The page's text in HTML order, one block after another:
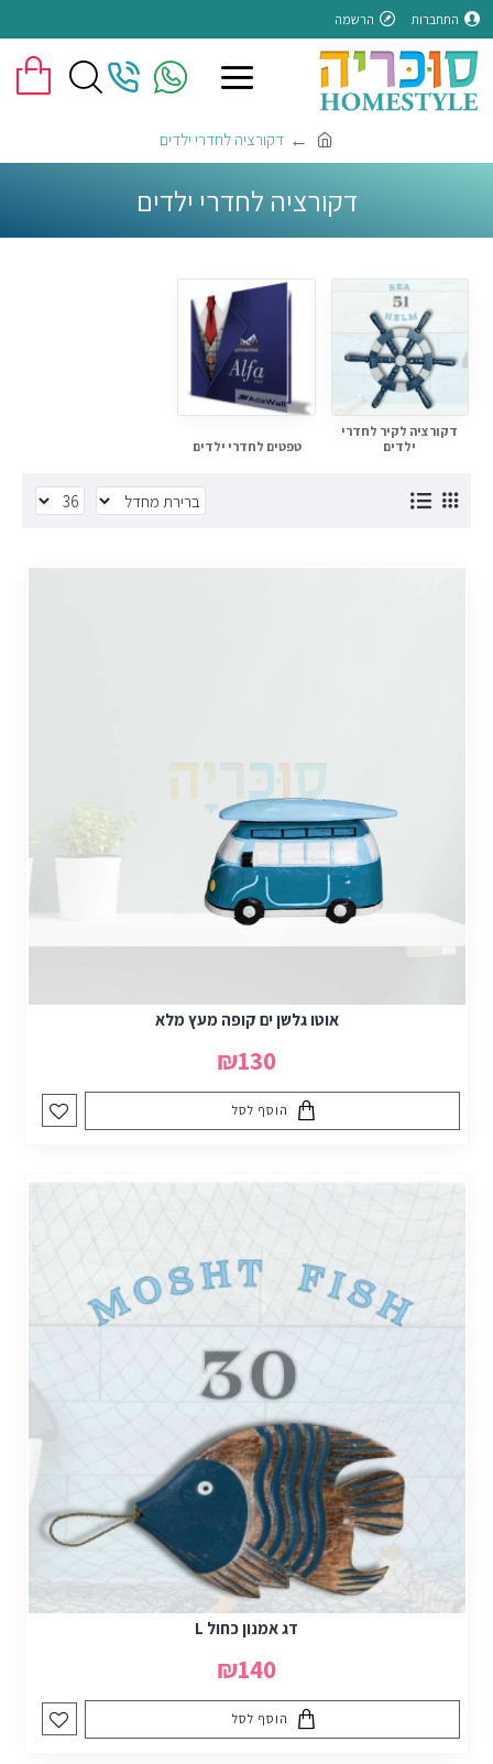
התחברות הרשמה
דקורציה לחדרי ילדים
דקורציה לחדרי ילדים
דקורציה לקיר לחדרי
ילדים
טפטים לחדרי ילדים
אוטו גלשן ים קופה מעץ מלא
₪130
הוסף לסל
דג אמנון כחול L
₪140
הוסף לסל